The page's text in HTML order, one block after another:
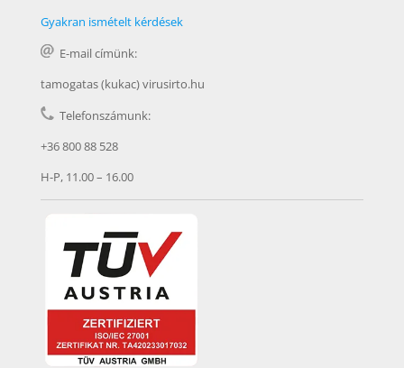
Gyakran ismételt kérdések
E-mail címünk:
tamogatas (kukac) virusirto.hu
Telefonszámunk:
+36 800 88 528
H-P, 11.00 – 16.00